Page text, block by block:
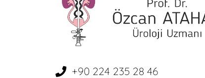
+90 224 235 28 46